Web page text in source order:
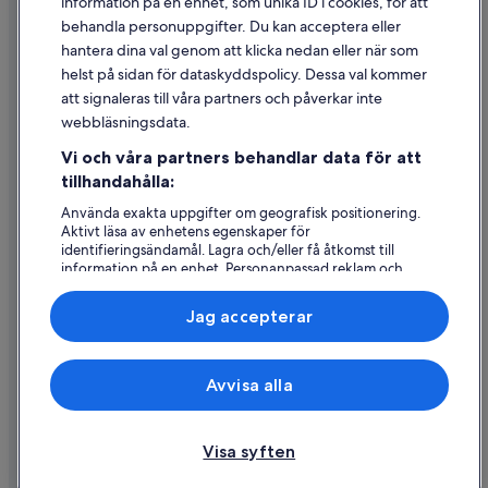
Juridisk information/Kontakta oss
Riktlinjer för innehåll och anmäla innehåll
Hjälp
Avboka eller ändra din bokning
Återbetalningsprocess och tidslinjer
Boka ett flyg med flygbolagskredit
Internationella resedokument
© 2026 Expedia, Inc., ett företag i Expedia Group. Med ensamrätt.
Expedia och Expedias logotyp är varumärken eller registrerade
behandla personuppgifter. Du kan acceptera eller
hantera dina val genom att klicka nedan eller när som
helst på sidan för dataskyddspolicy. Dessa val kommer
att signaleras till våra partners och påverkar inte
webbläsningsdata.
Vi och våra partners behandlar data för att
tillhandahålla:
Använda exakta uppgifter om geografisk positionering.
Aktivt läsa av enhetens egenskaper för
identifieringsändamål. Lagra och/eller få åtkomst till
information på en enhet. Personanpassad reklam och
innehåll, reklam- och innehållsmätning, forskning
Lista över partner (leverantörer)
Visa syften
Avvisa alla
Jag accepterar